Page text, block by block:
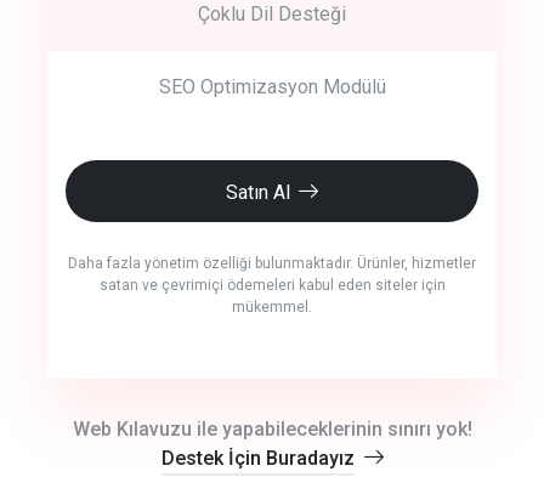
Çoklu Dil Desteği
SEO Optimizasyon Modülü
Satın Al
Daha fazla yönetim özelliği bulunmaktadır. Ürünler, hizmetler
satan ve çevrimiçi ödemeleri kabul eden siteler için
mükemmel.
Web Kılavuzu ile yapabileceklerinin sınırı yok!
Destek İçin Buradayız